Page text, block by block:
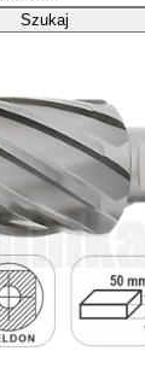
Szukaj